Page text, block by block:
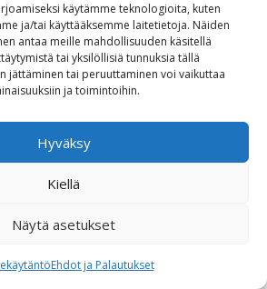
käytämme teknologioita, kuten
ja/tai käyttääksemme laitetietoja. Näiden
antaa meille mahdollisuuden käsitellä
tai yksilöllisiä tunnuksia tällä
jättäminen tai peruuttaminen voi vaikuttaa
ja toimintoihin.
Hyväksy
Kiellä
Näytä asetukset
Ehdot ja Palautukset